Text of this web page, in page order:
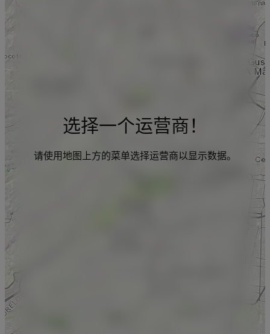
选择一个运营商！
请使用地图上方的菜单选择运营商以显示数据。